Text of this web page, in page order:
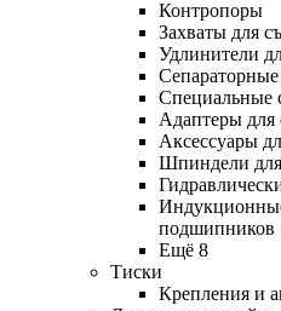
Контропоры
Захваты для
Удлинители
Специальные
Адаптеры для
Аксессуары
Шпиндели
подшипников
Ещё 8
Тиски
Крепления и